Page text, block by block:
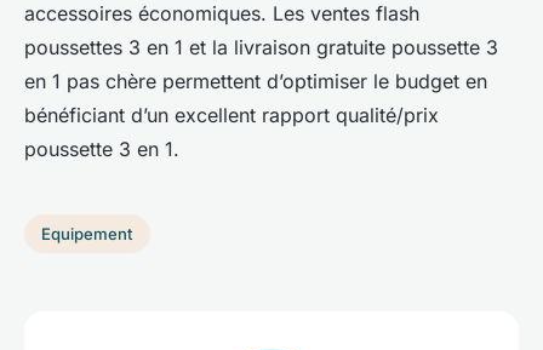
accessoires économiques. Les ventes flash
poussettes 3 en 1 et la livraison gratuite poussette 3
en 1 pas chère permettent d’optimiser le budget en
bénéficiant d’un excellent rapport qualité/prix
poussette 3 en 1.
Equipement